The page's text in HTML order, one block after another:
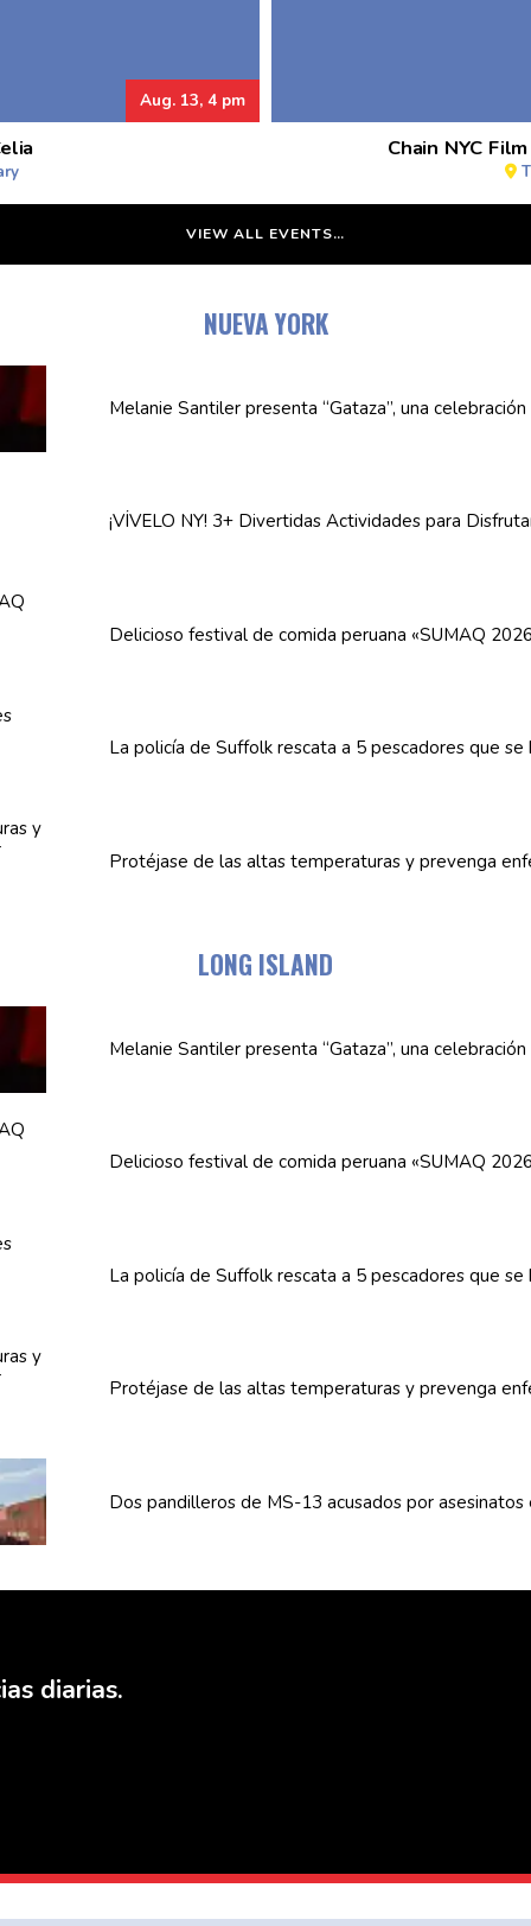
Aug. 13, 4 pm
Chain NYC
VIEW ALL EVENTS…
NUEVA YORK
Melanie Santiler presenta “Gataza”, una celebración
¡VÍVELO NY! 3+ Divertidas Actividadespara
Delicioso festival de comida peruana «SUMAQ
La policía de Suffolk rescata a 5 pescadores que
Protéjase de las altas temperaturasy prevenga
LONG ISLAND
Melanie Santiler presenta “Gataza”, una celebración
Delicioso festival de comida peruana «SUMAQ
La policía de Suffolk rescata a 5 pescadores que
Protéjase de las altas temperaturasy prevenga
Dos pandillerosde MS-13 acusados por
diarias.